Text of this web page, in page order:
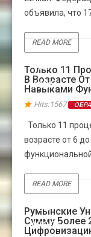
объявила, что 17
READ MORE
Только 11
В Возрасте
Навыками
Hits:1567
Только 11
возрасте от 6
функциональной
04
МАЯ
READ MORE
Румынские
Сумму Более
06
ИЮЛЬ